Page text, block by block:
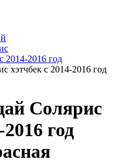
2014-2016 год
хэтчбек с 2014-2016 год
Солярис
год